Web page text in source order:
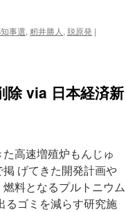
事選, 籾井勝人 , 脱原発 |
via 日本経済新
高速増殖炉もんじゅ
げてきた開発計画や
料となるプルトニウム
るゴミを減らす研究施